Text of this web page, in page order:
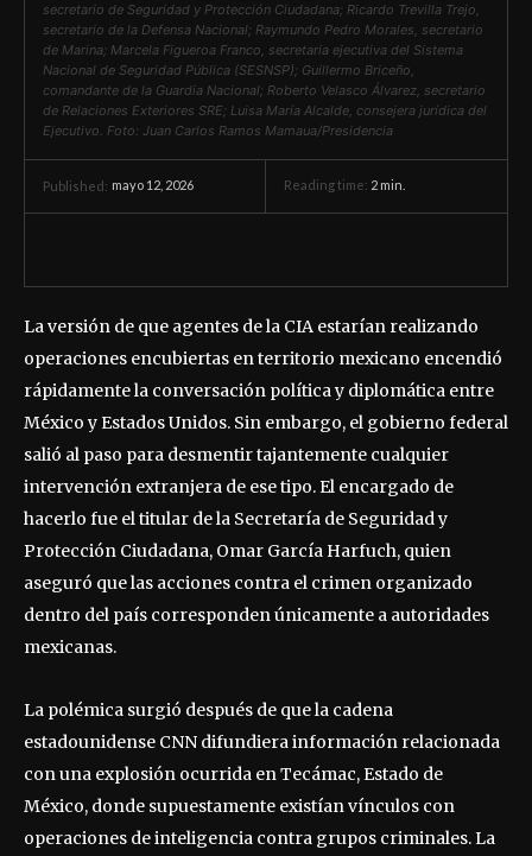
secretario de Seguridad y Protección Ciudadana; Ricardo Trevilla Trejo,
secretario de la Defensa Nacional; Raymundo Pedro Morales, secretario
de Marina; Marcela Figueroa Franco, secretaria ejecutiva del Sistema
Nacional de Seguridad Pública (SESNSP); Guillermo Briceño,
comandante de la Guardia Nacional; Roberto Velasco Álvarez, secretario
de Relaciones Exteriores SRE; Luisa María Alcalde, consejera jurídica del
Ejecutivo. Foto: Juan Carlos Ramos Mamaua/Presidencia
Published: mayo 12, 2026 Reading time: 2 min.
La versión de que agentes de la CIA estarían realizando
operaciones encubiertas en territorio mexicano encendió
rápidamente la conversación política y diplomática entre
México y Estados Unidos. Sin embargo, el gobierno federal
salió al paso para desmentir tajantemente cualquier
intervención extranjera de ese tipo. El encargado de
hacerlo fue el titular de la Secretaría de Seguridad y
Protección Ciudadana, Omar García Harfuch, quien
aseguró que las acciones contra el crimen organizado
dentro del país corresponden únicamente a autoridades
mexicanas.
La polémica surgió después de que la cadena
estadounidense CNN difundiera información relacionada
con una explosión ocurrida en Tecámac, Estado de
México, donde supuestamente existían vínculos con
operaciones de inteligencia contra grupos criminales. La